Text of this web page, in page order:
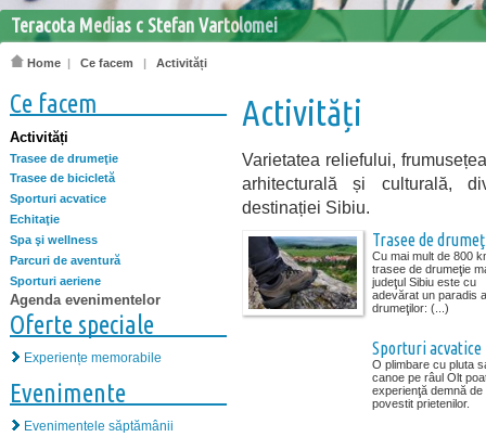
Teracota Medias c Stefan Vartolomei
Home | Ce facem | Activități
Ce facem
Activități
Trasee de drumeţie
Trasee de bicicletă
Sporturi acvatice
Echitaţie
Spa şi wellness
Parcuri de aventură
Sporturi aeriene
Agenda evenimentelor
Oferte speciale
Experiențe memorabile
Evenimente
Evenimentele săptămânii
Activități
Varietatea reliefului,
arhitecturală și culturală,
destinației Sibiu.
Trasee de
Cu mai mult de 800
trasee de drumeţie
judeţul Sibiu este cu
adevărat un paradis
drumeţilor: (...)
Sporturi acvatice
O plimbare cu pluta
canoe pe râul Olt
experienţă demnă de
povestit prietenilor.